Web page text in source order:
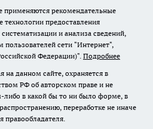
рекомендательные
предоставления
и анализа сведений,
сети "Интернет",
Федерации)". Подробнее
данном сайте, охраняется в
РФ об авторском праве и не
в какой бы то ни было форме, в
переработке не иначе
правообладателя.